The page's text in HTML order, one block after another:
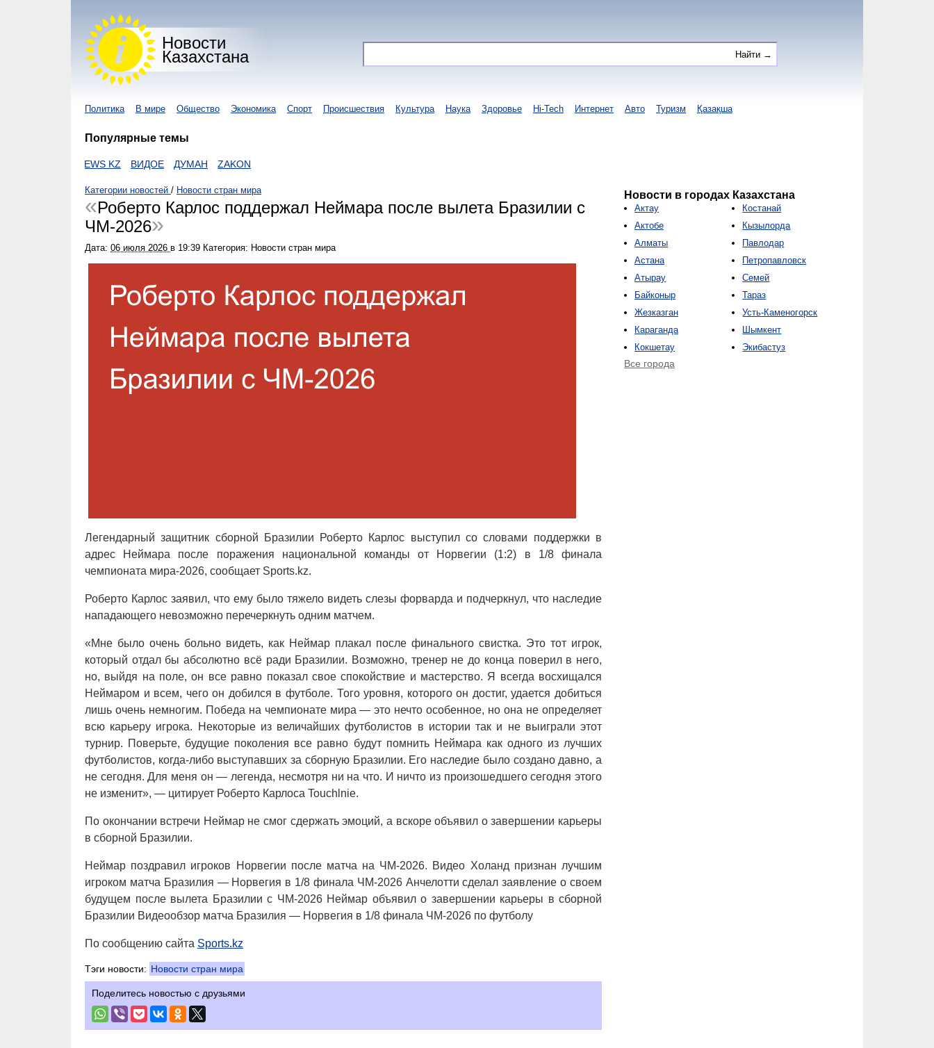
Новости
Казахстана
Политика В мире Общество Экономика Спорт Происшествия Культура Наука Здоровье Hi-Tech Интернет Авто Туризм Қазақша
Популярные темы
I-NEWS KZ ВИДОЕ ДУМАН ZAKON
Категории новостей / Новости стран мира
Роберто Карлос поддержал Неймара после вылета Бразилии с
ЧМ-2026
Дата: 06 июля 2026 в 19:39 Категория: Новости стран мира
Легендарный защитник сборной Бразилии Роберто Карлос выступил со словами поддержки в
адрес Неймара после поражения национальной команды от Норвегии (1:2) в 1/8 финала
чемпионата мира-2026, сообщает Sports.kz.
Роберто Карлос заявил, что ему было тяжело видеть слезы форварда и подчеркнул, что наследие
нападающего невозможно перечеркнуть одним матчем.
«Мне было очень больно видеть, как Неймар плакал после финального свистка. Это тот игрок,
который отдал бы абсолютно всё ради Бразилии. Возможно, тренер не до конца поверил в него,
но, выйдя на поле, он все равно показал свое спокойствие и мастерство. Я всегда восхищался
Неймаром и всем, чего он добился в футболе. Того уровня, которого он достиг, удается добиться
лишь очень немногим. Победа на чемпионате мира — это нечто особенное, но она не определяет
всю карьеру игрока. Некоторые из величайших футболистов в истории так и не выиграли этот
турнир. Поверьте, будущие поколения все равно будут помнить Неймара как одного из лучших
футболистов, когда-либо выступавших за сборную Бразилии. Его наследие было создано давно, а
не сегодня. Для меня он — легенда, несмотря ни на что. И ничто из произошедшего сегодня этого
не изменит», — цитирует Роберто Карлоса Touchlnie.
По окончании встречи Неймар не смог сдержать эмоций, а вскоре объявил о завершении карьеры
в сборной Бразилии.
Неймар поздравил игроков Норвегии после матча на ЧМ-2026. Видео Холанд признан лучшим
игроком матча Бразилия — Норвегия в 1/8 финала ЧМ-2026 Анчелотти сделал заявление о своем
будущем после вылета Бразилии с ЧМ-2026 Неймар объявил о завершении карьеры в сборной
Бразилии Видеообзор матча Бразилия — Норвегия в 1/8 финала ЧМ-2026 по футболу
По сообщению сайта Sports.kz
Тэги новости: Новости стран мира
Поделитесь новостью с друзьями
Новости в городах Казахстана
Актау
Актобе
Алматы
Астана
Атырау
Байконыр
Жезказган
Караганда
Кокшетау
Костанай
Кызылорда
Павлодар
Петропавловск
Семей
Тараз
Усть-Каменогорск
Шымкент
Экибастуз
Все города